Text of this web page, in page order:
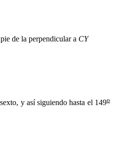
de la perpendicular a CY
y así siguiendo hasta el 149o